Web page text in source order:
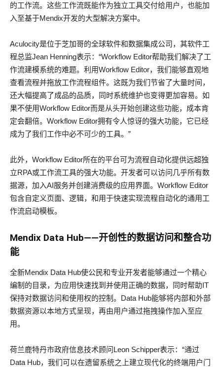
的工作流。这些工作流既能作为独立工具交付给用户，也能加
入至基于Mendix开发的大型解决方案中。
Aculocity是位于芝加哥的全球软件和数据集成公司，其软件工
程总监Jean Henning表示：“Workflow Editor帮助我们解决了工
作流建模系统的难题。利用Workflow Editor，我们能够直观地
查看流程并拖放工作流程组件。这既为我们节省了大量时间，
还大幅提高了成品的品质，同时系统维护也变得更加容易。如
果不使用Workflow Editor而是从头开始创建这些功能，成本肯
定会翻倍。Workflow Editor拥有令人惊讶的强大功能，它已经
成为了我们工作中必不可少的工具。”
此外，Workflow Editor所在的平台可为流程自动化提供远超独
立RPA或工作流工具的强大功能。开发者可以访问几乎所有数
据源，加入AI服务并创建消费级的应用界面。Workflow Editor
包含自定义页面、逻辑，和用于快速实现流程自动化的通用工
作流启动模板。
Mendix Data Hub——开创性的数据访问和整合功
能
全新Mendix Data Hub使公民和专业开发者能够通过一个精心
编制的目录，为应用快速找到并使用正确的数据，同时帮助IT
保持对数据访问和使用权的控制。Data Hub能够将内部和外部
数据资源以本地方式呈现，再由用户通过拖拽操作加入至应
用。
荷兰鹿特丹市政府信息技术顾问Leon Schipper表示：“通过
Data Hub，我们可以在遗留系统之上建立现代化的终端用户门